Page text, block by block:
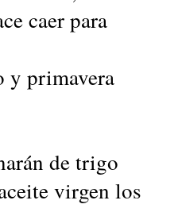
caer para
y primavera
de trigo
virgen los